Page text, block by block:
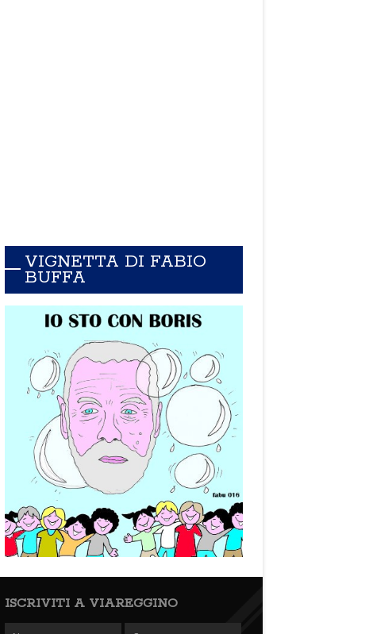
VIGNETTA DI FABIO
BUFFA
ISCRIVITI A VIAREGGINO